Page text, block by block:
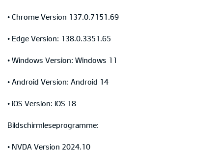
• Chrome Version 137.0.7151.69
• Edge Version: 138.0.3351.65
• Windows Version: Windows 11
• Android Version: Android 14
• iOS Version: iOS 18
Bildschirmleseprogramme:
• NVDA Version 2024.10